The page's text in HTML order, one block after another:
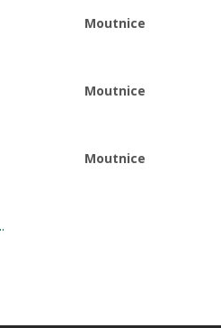
Moutnice
Moutnice
Moutnice